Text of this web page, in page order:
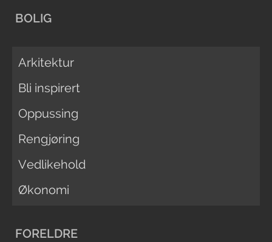
BOLIG
Arkitektur
Bli inspirert
Oppussing
Rengjøring
Vedlikehold
Økonomi
FORELDRE